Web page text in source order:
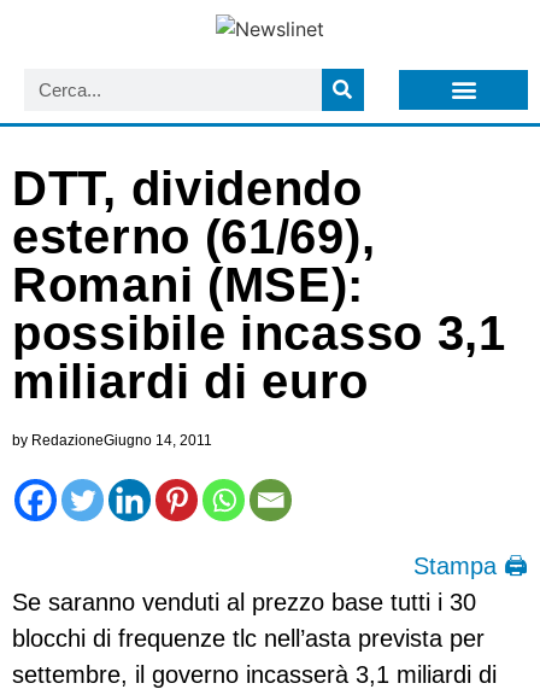
DTT, dividendo
esterno (61/69),
Romani (MSE):
possibile incasso 3,1
miliardi di euro
by RedazioneGiugno 14, 2011
Stampa 🖨
Se saranno venduti al prezzo base tutti i 30
blocchi di frequenze tlc nell’asta prevista per
settembre, il governo incasserà 3,1 miliardi di